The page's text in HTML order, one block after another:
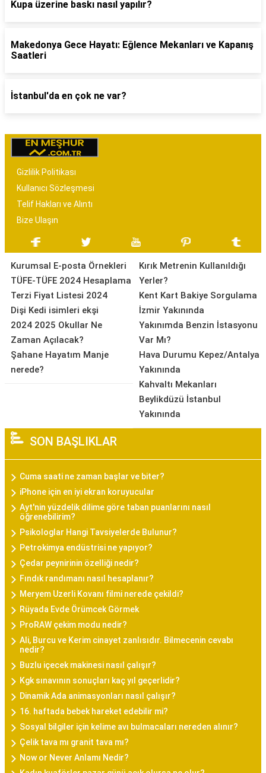
Kupa üzerine baskı nasıl yapılır?
Makedonya Gece Hayatı: Eğlence Mekanları ve Kapanış
Saatleri
İstanbul'da en çok ne var?
Gizlilik Politikası
Kullanıcı Sözleşmesi
Telif Hakları ve Alıntı
Bize Ulaşın
Kurumsal E-posta Örnekleri
TÜFE-TÜFE 2024 Hesaplama
Terzi Fiyat Listesi 2024
Dişi Kedi isimleri ekşi
2024 2025 Okullar Ne
Zaman Açılacak?
Şahane Hayatım Manje
nerede?
Kırık Metrenin Kullanıldığı
Yerler?
Kent Kart Bakiye Sorgulama
İzmir Yakınında
Yakınımda Benzin İstasyonu
Var Mı?
Hava Durumu Kepez/Antalya
Yakınında
Kahvaltı Mekanları
Beylikdüzü İstanbul
Yakınında
SON BAŞLIKLAR
Cuma saati ne zaman başlar ve biter?
iPhone için en iyi ekran koruyucular
Ayt'nin yüzdelik dilime göre taban puanlarını nasıl
öğrenebilirim?
Psikologlar Hangi Tavsiyelerde Bulunur?
Petrokimya endüstrisi ne yapıyor?
Çedar peynirinin özelliği nedir?
Fındık randımanı nasıl hesaplanır?
Meryem Uzerli Kovanı filmi nerede çekildi?
Rüyada Evde Örümcek Görmek
ProRAW çekim modu nedir?
Ali, Burcu ve Kerim cinayet zanlısıdır. Bilmecenin cevabı
nedir?
Buzlu içecek makinesi nasıl çalışır?
Kgk sınavının sonuçları kaç yıl geçerlidir?
Dinamik Ada animasyonları nasıl çalışır?
16. haftada bebek hareket edebilir mi?
Sosyal bilgiler için kelime avı bulmacaları nereden alınır?
Çelik tava mı granit tava mı?
Now or Never Anlamı Nedir?